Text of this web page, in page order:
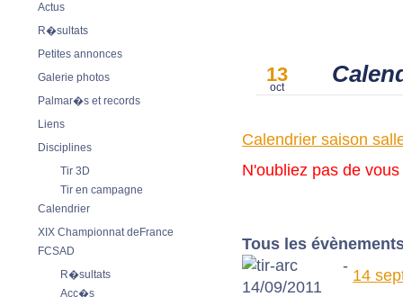
Actus
R�sultats
Petites annonces
Galerie photos
Palmar�s et records
Liens
Disciplines
Tir 3D
Tir en campagne
Calendrier
XIX Championnat deFrance
FCSAD
R�sultats
Acc�s
13
oct
Calendrier saison
N'oubliez pas de
Tous les
14